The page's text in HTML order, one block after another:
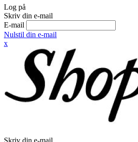
Log på
Skriv din e-mail
E-mail
Nulstil din e-mail
x
Skriv din e-mail